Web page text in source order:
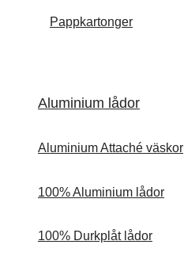
Pappkartonger
Aluminium lådor
Aluminium Attaché väskor
100% Aluminium lådor
100% Durkplåt lådor